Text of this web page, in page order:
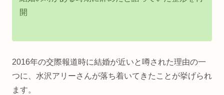
開
2016年の交際報道時に結婚が近いと噂された理由の一
つに、水沢アリーさんが落ち着いてきたことが挙げられ
ます。